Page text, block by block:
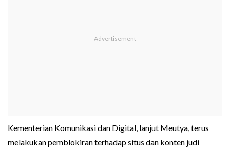
Kementerian Komunikasi dan Digital, lanjut Meutya, terus
melakukan pemblokiran terhadap situs dan konten judi